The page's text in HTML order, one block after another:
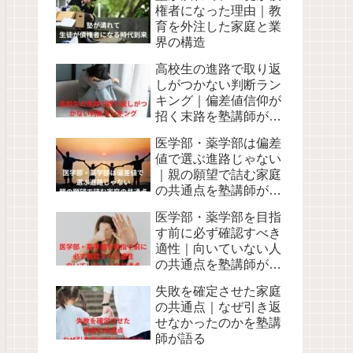
権者になった理由｜教
育を外注した家庭と業
界の構造
高校生の進路で取り返
しがつかない判断ラン
キング｜偏差値信仰が
招く末路を塾講師が語
医学部・薬学部は偏差
値で選ぶ進路じゃない
｜親の願望で詰む家庭
の共通点を塾講師が語
医学部・薬学部を目指
す前に必ず確認すべき
適性｜向いていない人
の共通点を塾講師が語
失敗を確定させた家庭
の共通点｜なぜ引き返
せなかったのかを塾講
師が語る